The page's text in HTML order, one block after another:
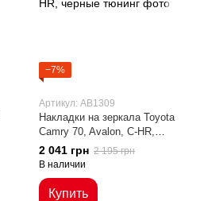
−7%
Артикул: AB1309
Накладки на зеркала Toyota
Camry 70, Avalon, C-HR,
черные
2 041 грн 2 195 грн
В наличии
Купить